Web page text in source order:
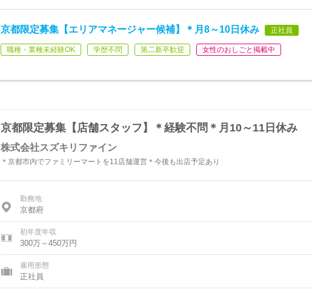
京都限定募集【エリアマネージャー候補】＊月8～10日休み 正社員
職種・業種未経験OK 学歴不問 第二新卒歓迎 女性のおしごと掲載中
京都限定募集【店舗スタッフ】＊経験不問＊月10～11日休み
株式会社スズキリファイン
＊京都市内でファミリーマートを11店舗運営＊今後も出店予定あり
勤務地
京都府
初年度年収
300万～450万円
雇用形態
正社員